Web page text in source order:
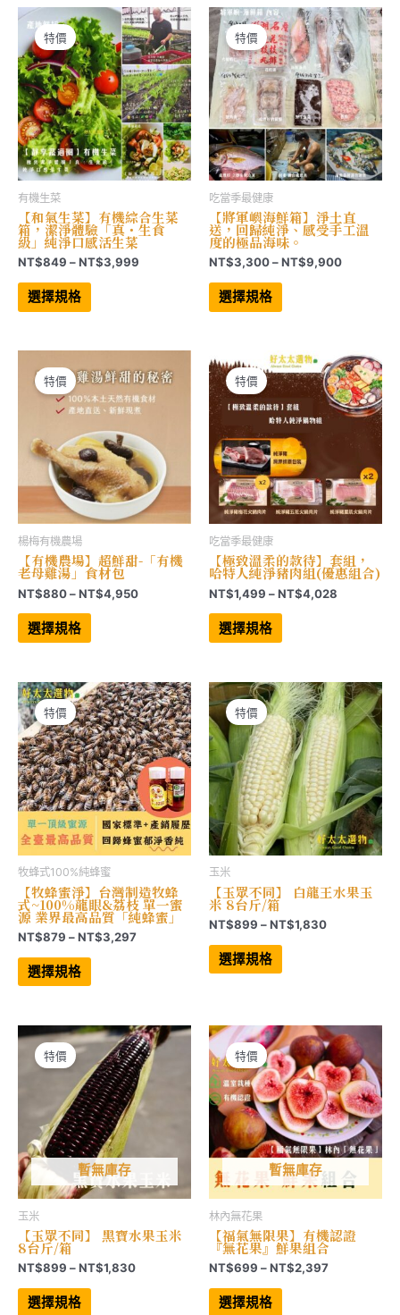
NT$2,772
款
式。
可
在
產
品
頁
面
選
擇
選
項
NT$3,528
款
式。
可
在
產
品
頁
面
選
擇
選
項
特價
有機生菜
【和氣生菜】有機綜合生菜
箱，潔淨體驗「真・生食
級」純淨口感活生菜
NT$849 –NT$3,999
NT$3,999
選擇規格
此
品
式。
可
在
產
品
頁
面
選
擇
選
項
特價
吃當季最健康
【將軍嶼海鮮箱】淨土直
送，回歸純淨、感受手工溫
度的極品海味。
NT$3,300–NT$9,900價
選擇規格
此
品
款
式。
可
在
產
品
面
選
擇
選
項
特價
楊梅有機農場
【有機農場】超鮮甜-「有機
老母雞湯」食材包
NT$880–NT$4,950價
NT$4,950
選擇規格
此
品
款
式。
可
在
產
品
頁
面
選
擇
選
項
特價
吃當季最健康
【極致溫柔的款待】套組，
哈特人純淨豬肉組(優惠組合)
NT$1,499 –NT$4,028
NT$4,028
選擇規格
此
品
款
式。
可
在
產
品
頁
面
選
擇
選
項
特價
牧蜂式100%純蜂蜜
【牧蜂蜜淨】台灣制造牧蜂
式~100%龍眼&荔枝 單一蜜
源 業界最高品質「純蜂蜜」
NT$879 –NT$3,297價
NT$3,297
選擇規格
此
品
款
式。
可
在
產
品
頁
面
選
擇
選
項
特價
玉米
【玉眾不同】 白龍王水果玉
米 8台斤/箱
NT$899 –NT$1,830價
選擇規格
此
品
式。
可
在
產
品
頁
面
選
擇
選
項
暫無庫存
特價
玉米
【玉眾不同】 黑寶水果玉米
8台斤/箱
NT$899 –NT$1,830價
選擇規格
此
暫無庫存
特價
林內無花果
【福氣無限果】有機認證
『無花果』鮮果組合
NT$699 –NT$2,397價
選擇規格
此